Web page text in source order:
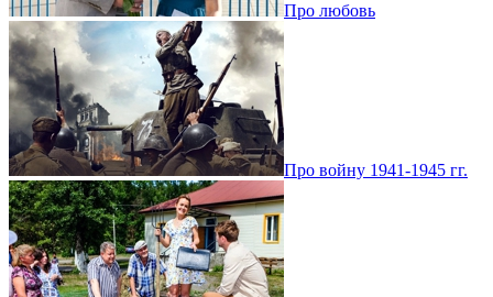
Про любовь
Про войну 1941-1945 гг.